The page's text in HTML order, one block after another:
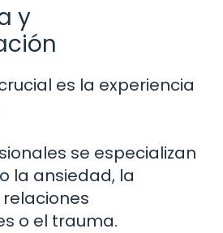
y
es la experiencia
se especializan
la ansiedad, la
o el trauma.